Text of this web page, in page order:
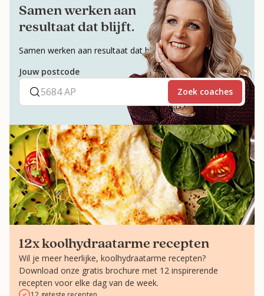
Samen werken aan
resultaat dat blijft.
Samen werken aan resultaat dat blijft.
Jouw postcode
Zoek coaches
12x koolhydraatarme recepten
Wil je meer heerlijke, koolhydraatarme recepten?
Download onze gratis brochure met 12 inspirerende
recepten voor elke dag van de week.